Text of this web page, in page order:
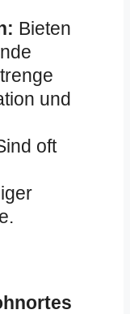
Bieten
und
oft